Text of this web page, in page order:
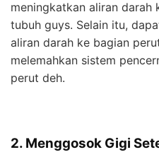
meningkatkan aliran darah
tubuh guys. Selain itu,
aliran darah ke bagian
melemahkan sistem
perut deh.
2. Menggosok Gigi